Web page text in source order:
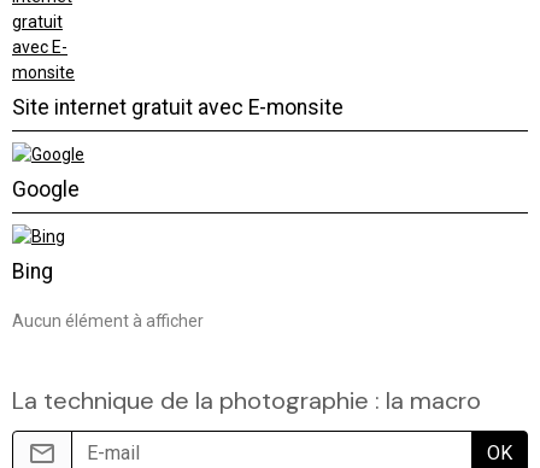
Site internet gratuit avec E-monsite
Google
Bing
Aucun élément à afficher
La technique de la photographie : la macro
OK